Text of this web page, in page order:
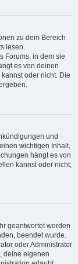
zu dem Bereich
lesen.
Forums, in dem sie
es von deinen
oder nicht. Die
und
wichtigen Inhalt,
hängt es von
kannst oder nicht;
geantwortet werden
beendet wurde.
oder Administrator
deine eigenen